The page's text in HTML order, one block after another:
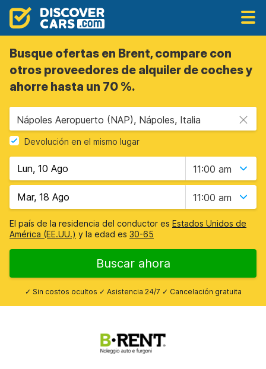
Busque ofertas en Brent, compare con
otros proveedores de alquiler de coches y
ahorre hasta un 70 %.
Nápoles Aeropuerto (NAP), Nápoles, Italia
Devolución en el mismo lugar
11:00 am
11:00 am
El país de la residencia del conductor es Estados Unidos de
América (EE.UU.) y la edad es 30-65
Buscar ahora
✓ Sin costos ocultos ✓ Asistencia 24/7 ✓ Cancelación gratuita